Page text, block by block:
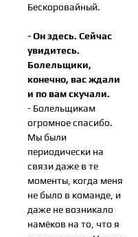
Бескоровайный.
- Он здесь. Сейчас
увидитесь.
Болельщики,
конечно, вас ждали
и по вам скучали.
- Болельщикам
огромное спасибо.
Мы были
периодически на
связи даже в те
моменты, когда меня
не было в команде, и
даже не возникало
намёков на то, что я